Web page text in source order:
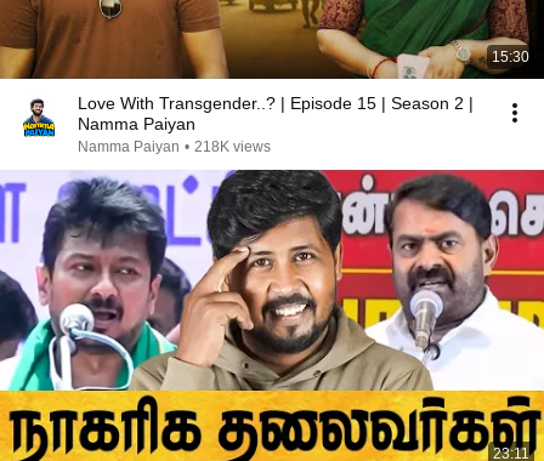
15:30
Love With Transgender..? | Episode 15 | Season 2 |
Namma Paiyan
Namma Paiyan • 218K views
23:11